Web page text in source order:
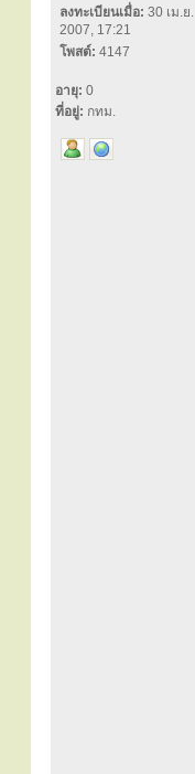
ลงทะเบียนเมื่อ: 30 เม.ย.
2007, 17:21
โพสต์: 4147
อายุ: 0
ที่อยู่: กทม.